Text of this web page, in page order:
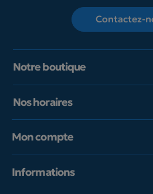
Contactez-
Notre boutique
Nos horaires
Mon compte
Informations